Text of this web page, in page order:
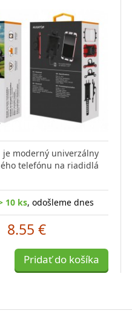
je moderný univerzálny
telefónu na riadidlá
10 ks, odošleme dnes
8.55 €
Pridať do košíka